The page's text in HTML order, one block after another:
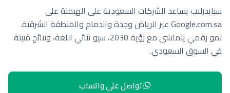
سبايدرلاب يساعد الشركات السعودية على الهيمنة على
Google.com.sa عبر الرياض وجدة والدمام والمنطقة الشرقية.
نمو رقمي يتماشى مع رؤية 2030، سيو ثنائي اللغة، ونتائج مُثبتة
في السوق السعودي.
تواصل على واتساب